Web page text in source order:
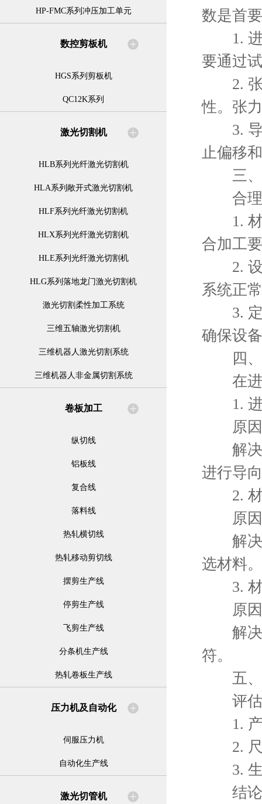
HP-FMC系列冲压加工单元
数控剪板机
HGS系列剪板机
QC12K系列
激光切割机
HLB系列光纤激光切割机
HLA系列敞开式激光切割机
HLF系列光纤激光切割机
HLX系列光纤激光切割机
HLE系列光纤激光切割机
HLG系列落地龙门激光切割机
激光切割柔性加工系统
三维五轴激光切割机
三维机器人激光切割系统
三维机器人非金属切割系统
卷板加工
纵切线
铝板线
复合线
落料线
热轧横切线
热轧移动剪切线
摆剪生产线
停剪生产线
飞剪生产线
分条机生产线
热轧卷板生产线
压力机及自动化
伺服压力机
自动化生产线
激光切管机
数是首
1. 进
要通过
2. 张
性。张
3. 导
止偏移
三、
合理
1. 材
合加工
2. 设
系统正
3. 定
确保设
四、
在进
1. 进
原因
解决
进行导
2. 材
原因
解决
选材料。
3. 材
原因
解决
符。
五、
评估
1. 产
2. 尺
3. 生
结论